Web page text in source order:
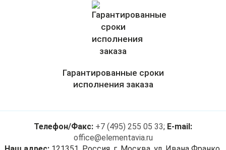
Гарантированные сроки
исполнения заказа
Телефон/Факс: +7 (495) 255 05 33; E-mail:
office@elementavia.ru